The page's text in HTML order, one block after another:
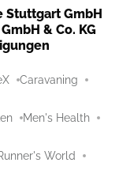
Stuttgart GmbH
& Co. KG
Caravaning
Men's Health
World